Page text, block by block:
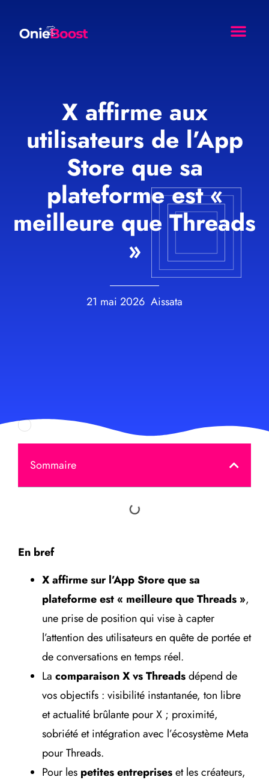
X affirme aux
utilisateurs de l’App
Store que sa
plateforme est «
meilleure que Threads
»
21 mai 2026 Aissata
Sommaire
En bref
X affirme sur l’App Store que sa
plateforme est « meilleure que Threads »,
une prise de position qui vise à capter
l’attention des utilisateurs en quête de portée et
de conversations en temps réel.
La comparaison X vs Threadsdépend de
vos objectifs : visibilité instantanée, ton libre
et actualité brûlante pour X ; proximité,
sobriété et intégration avec l’écosystème Meta
pour Threads.
Pour les petites entrepriseset les créateurs,